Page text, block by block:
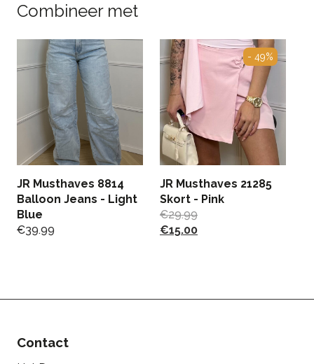
Combineer met
JR Musthaves 8814
Balloon Jeans - Light
Blue
€39.99
- 49%
JR Musthaves 21285
Skort - Pink
€29.99
€15.00
Contact